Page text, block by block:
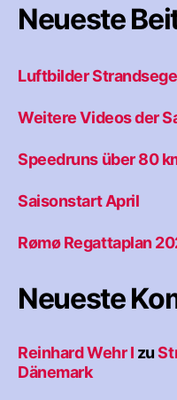
Neueste
Luftbilder
Weitere Videos der
Speedruns über 80
Saisonstart April
Rømø Regattaplan
Neueste
Reinhard Wehr I zu
Dänemark